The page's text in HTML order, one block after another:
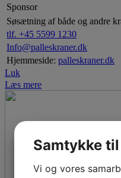
Sponsor
Søsætning af både og andre
tlf. +45 5599 1230
Info@palleskraner.dk
Hjemmeside: palleskraner.dk
Luk
Læs mere
Samtykke
Vi og vores